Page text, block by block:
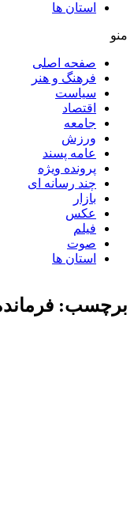
استان ها
منو
صفحه اصلی
فرهنگ و هنر
سیاست
اقتصاد
جامعه
ورزش
عامه پسند
پرونده ویژه
چند رسانه ای
بازار
عکس
فیلم
صوت
استان ها
برچسب: